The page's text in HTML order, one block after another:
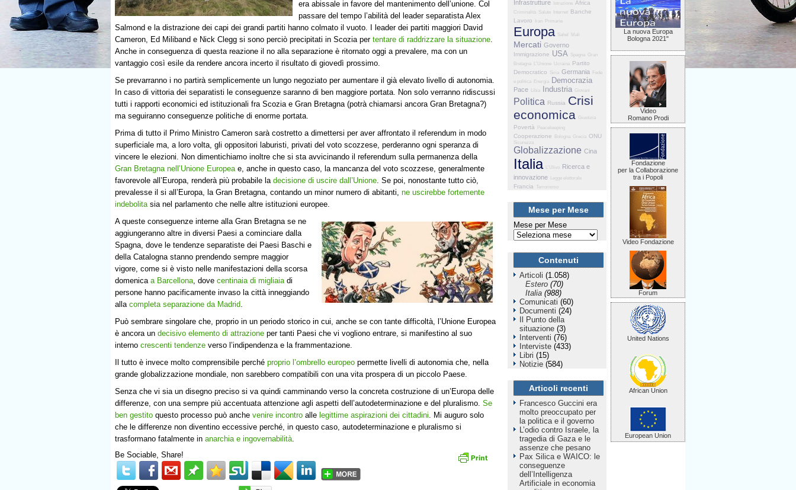
era abissale in favore del mantenimento dell’unione. Col
passare del tempo l’abilità del leader separatista Alex
Salmond e la distrazione dei capi dei grandi partiti hanno colmato il vuoto. I leader dei partiti maggiori David
Cameron, Ed Miliband e Nick Clegg si sono perciò precipitati in Scozia per tentare di raddrizzare la situazione
Anche in conseguenza di questa reazione il no alla separazione è ritornato oggi a prevalere, ma con un
vantaggio così esile da rendere ancora incerto il risultato di giovedì prossimo.
Se prevarranno i no partirà semplicemente un lungo negoziato per aumentare il già elevato livello di autonomia.
In caso di vittoria dei separatisti le conseguenze saranno di ben maggiore portata. Non solo verranno ridiscussi
tutti i rapporti economici ed istituzionali fra Scozia e Gran Bretagna (potrà chiamarsi ancora Gran Bretagna?)
ma seguiranno conseguenze politiche di enorme portata.
Prima di tutto il Primo Ministro Cameron sarà costretto a dimettersi per aver affrontato il referendum in modo
superficiale ma, a loro volta, gli oppositori laburisti, privati del voto scozzese, perderanno ogni speranza di
vincere le elezioni. Non dimentichiamo inoltre che si sta avvicinando il referendum sulla permanenza della
Gran Bretagna nell’Unione Europea e, anche in questo caso, la mancanza del voto scozzese, generalmente
favorevole all’Europa, renderà più probabile la decisione di uscire dall’Unione . Se poi, nonostante tutto ciò,
prevalesse il si all’Europa, la Gran Bretagna, contando un minor numero di abitanti, ne uscirebbe fortemente
indebolita sia nel parlamento che nelle altre istituzioni europee.
A queste conseguenze interne alla Gran Bretagna se ne
aggiungeranno altre in diversi Paesi a cominciare dalla
Spagna, dove le tendenze separatiste dei Paesi Baschi e
della Catalogna stanno prendendo sempre maggior
vigore, come si è visto nelle manifestazioni della scorsa
domenica a Barcellona , dove centinaia di migliaia di
persone hanno pacificamente invaso la città inneggiando
alla completa separazione da Madrid
Può sembrare singolare che, proprio in un periodo storico in cui, anche se con tante difficoltà, l’Unione Europea
è ancora un decisivo elemento di attrazione per tanti Paesi che vi vogliono entrare, si manifestino al suo
interno crescenti tendenze verso l’indipendenza e la frammentazione.
Il tutto è invece molto comprensibile perché proprio l’ombrello europeo permette livelli di autonomia che, nella
grande globalizzazione mondiale, non sarebbero compatibili con una vita prospera di un piccolo Paese.
Senza che vi sia un disegno preciso si va quindi camminando verso la concreta costruzione di un’Europa delle
differenze, con una sempre più accentuata attenzione agli aspetti dell’autodeterminazione e del pluralismo. Se
ben gestito questo processo può anche venire incontro alle legittime aspirazioni dei cittadini. Mi auguro solo
che le differenze non diventino eccessive perché, in questo caso, autodeterminazione e pluralismo si
trasformano fatalmente in anarchia e ingovernabilità.
Be Sociable, Share!
Infrastrutture Istruzione Africa
Criminalità Salute Internet Banche
Lavoro
Iran Primarie
Europa Sahel Mali
Mercati Governo
Immigrazione USA Spagna
Gran
Bretagna
L'Unione Ucraina Partito
Democratico
Siria Germania
Fede
e politica
Energia Democrazia
Pace Libia Industria Giovani
Politica Russia Crisi
economica
Giustizia
Povertà Peacekeeping
Cooperazione Bologna Grecia ONU
Sicurezza
Globalizzazione Cina
Italia L'Ulivo Ricerca e
innovazione
Legge elettorale
Francia Terrorismo
Mese per Mese
Mese per Mese
Contenuti
Articoli (1.058)
Estero (70)
Italia (988)
Comunicati (60)
Documenti (24)
Il Punto della
situazione (3)
Interventi (76)
Interviste (433)
Libri (15)
Notizie (584)
Articoli recenti
Francesco Guccini era
molto preoccupato per
la politica e il governo
L’odio contro Israele, la
tragedia di Gaza e le
assenze che pesano
Pax Silica e WAICO: le
conseguenze
dell’Intelligenza
Artificiale in economia
La nuova Europa
Bologna 2021"
Video
Romano Prodi
Fondazione
per la Collaborazione
tra i Popoli
Video Fondazione
Forum
United Nations
African Union
European Union